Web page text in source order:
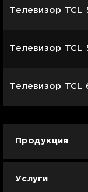
Телевизор TCL
Телевизор TCL
Телевизор TCL
Продукция
Услуги